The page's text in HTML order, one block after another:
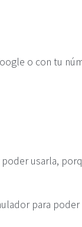
o con tu
usarla,
para poder